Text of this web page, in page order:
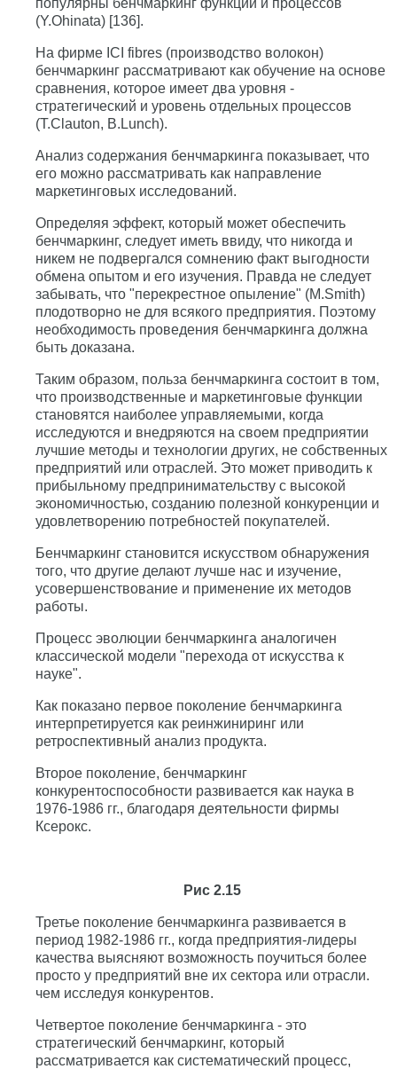
(Y.Ohinata) [136].
На фирме ICI fibres (производство волокон)
бенчмаркинг рассматривают как обучение на основе
сравнения, которое имеет два уровня -
стратегический и уровень отдельных процессов
(T.Clauton, B.Lunch).
Анализ содержания бенчмаркинга показывает, что
его можно рассматривать как направление
маркетинговых исследований.
Определяя эффект, который может обеспечить
бенчмаркинг, следует иметь ввиду, что никогда и
никем не подвергался сомнению факт выгодности
обмена опытом и его изучения. Правда не следует
забывать, что "перекрестное опыление" (M.Smith)
плодотворно не для всякого предприятия. Поэтому
необходимость проведения бенчмаркинга должна
быть доказана.
Таким образом, польза бенчмаркинга состоит в том,
что производственные и маркетинговые функции
становятся наиболее управляемыми, когда
исследуются и внедряются на своем предприятии
лучшие методы и технологии других, не собственных
предприятий или отраслей. Это может приводить к
прибыльному предпринимательству с высокой
экономичностью, созданию полезной конкуренции и
удовлетворению потребностей покупателей.
Бенчмаркинг становится искусством обнаружения
того, что другие делают лучше нас и изучение,
усовершенствование и применение их методов
работы.
Процесс эволюции бенчмаркинга аналогичен
классической модели "перехода от искусства к
науке".
Как показано первое поколение бенчмаркинга
интерпретируется как реинжиниринг или
ретроспективный анализ продукта.
Второе поколение, бенчмаркинг
конкурентоспособности развивается как наука в
1976-1986 гг., благодаря деятельности фирмы
Ксерокс.
Рис 2.15
Третье поколение бенчмаркинга развивается в
период 1982-1986 гг., когда предприятия-лидеры
качества выясняют возможность поучиться более
просто у предприятий вне их сектора или отрасли.
чем исследуя конкурентов.
Четвертое поколение бенчмаркинга - это
стратегический бенчмаркинг, который
рассматривается как систематический процесс,